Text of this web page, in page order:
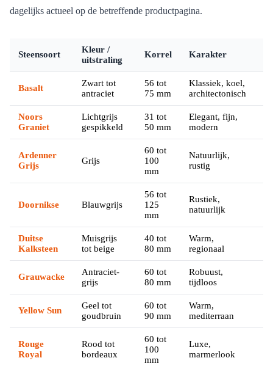
dagelijks actueel op de betreffende productpagina.
Steensoort
Kleur /
uitstraling
Korrel Karakter
Basalt
Zwart tot
antraciet
56 tot
75 mm
Klassiek, koel,
architectonisch
Noors
Graniet
Lichtgrijs
gespikkeld
31 tot
50 mm
Elegant, fijn,
modern
Ardenner
Grijs
Grijs
60 tot
100
mm
Natuurlijk,
rustig
Doornikse Blauwgrijs
56 tot
125
mm
Rustiek,
natuurlijk
Duitse
Kalksteen
Muisgrijs
tot beige
40 tot
80 mm
Warm,
regionaal
Grauwacke
Antraciet-
grijs
60 tot
80 mm
Robuust,
tijdloos
Yellow Sun
Geel tot
goudbruin
60 tot
90 mm
Warm,
mediterraan
Rouge
Royal
Rood tot
bordeaux
60 tot
100
mm
Luxe,
marmerlook